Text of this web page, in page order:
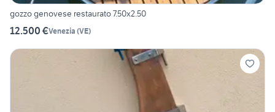
gozzo genovese restaurato 7.50x2.50
12.500 €Venezia (VE)